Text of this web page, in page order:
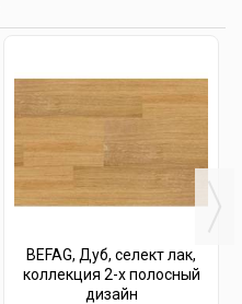
BEFAG, Дуб, селект лак,
коллекция 2-х полосный
дизайн